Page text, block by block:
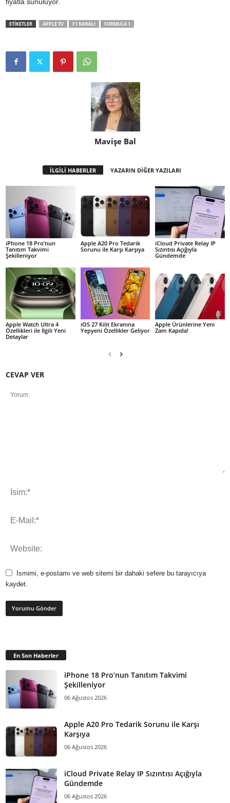
fiyatla sunuluyor.
ETİKETLER APPLE TV F1 KANALI FORMULA 1
Mavişe Bal
İLGİLİ HABERLER YAZARIN DİĞER YAZILARI
iPhone 18 Pro’nun
Tanıtım Takvimi
Şekilleniyor
Apple A20 Pro Tedarik
Sorunu ile Karşı Karşıya
iCloud Private Relay IP
Sızıntısı Açığıyla
Gündemde
Apple Watch Ultra 4
Özellikleri ile İlgili Yeni
Detaylar
iOS 27 Kilit Ekranına
Yepyeni Özellikler Geliyor
Apple Ürünlerine Yeni
Zam Kapıda!
CEVAP VER
Ismimi, e-postamı ve web sitemi bir dahaki sefere bu tarayıcıya
kaydet.
En Son Haberler
iPhone 18 Pro’nun Tanıtım Takvimi
Şekilleniyor
06 Ağustos 2026
Apple A20 Pro Tedarik Sorunu ile Karşı
Karşıya
06 Ağustos 2026
iCloud Private Relay IP Sızıntısı Açığıyla
Gündemde
06 Ağustos 2026